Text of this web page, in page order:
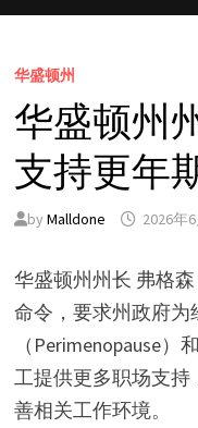
华盛顿州
华盛顿州
支持更年
by Malldone 2026年
华盛顿州州长 弗格森
命令，要求州政府为
（Perimenopause
工提供更多职场支
善相关工作环境。